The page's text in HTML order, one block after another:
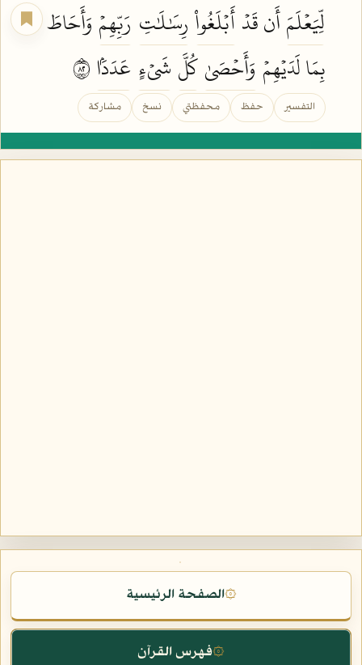
لِّيَعۡلَمَأَن قَدۡأَبۡلَغُواْ رِسَٰلَٰتِ رَبِّهِمۡ وَأَحَاطَ
بِمَا لَدَيۡهِمۡ وَأَحۡصَىٰكُلَّ شَيۡءٍ عَدَدَۢا
التفسير حفظ محفظتي نسخ مشاركة
۞الصفحة الرئيسية
۞فهرس القرآن